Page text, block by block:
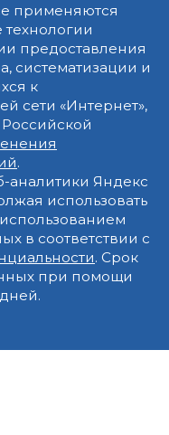
применяются
предоставления
систематизации и
к
сети «Интернет»,
.
аналитики Яндекс
использовать
в соответствии с
. Срок
при помощи